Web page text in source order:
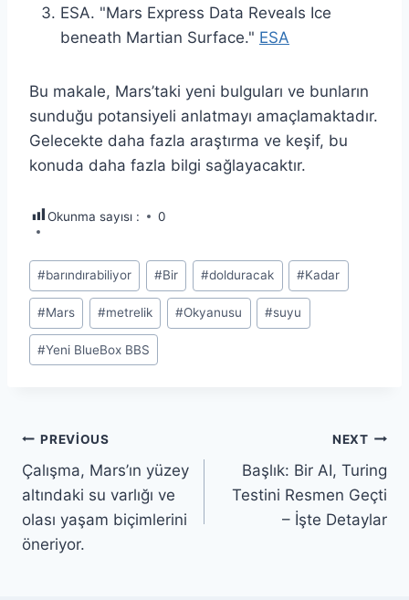
ESA. "Mars Express Data Reveals Ice
beneath Martian Surface." ESA
Bu makale, Mars’taki yeni bulguları ve bunların
sunduğu potansiyeli anlatmayı amaçlamaktadır.
Gelecekte daha fazla araştırma ve keşif, bu
konuda daha fazla bilgi sağlayacaktır.
Okunma sayısı : 0
Post
Tags:
#barındırabiliyor #Bir #dolduracak #Kadar
#Mars #metrelik #Okyanusu #suyu
#Yeni BlueBox BBS
Yazı
gezinmesi
PREVIOUS
Çalışma, Mars’ın yüzey
altındaki su varlığı ve
olası yaşam biçimlerini
öneriyor.
NEXT
Başlık: Bir AI, Turing
Testini Resmen Geçti
– İşte Detaylar